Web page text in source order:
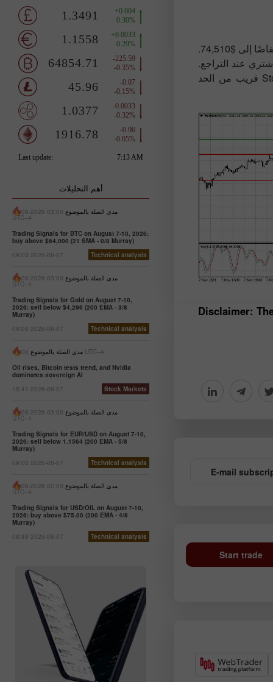
أخطط لبيع البيتكوين اليوم عند $75,540، مستهدفًا انخفاضًا إلى $74,510.
وأشتري عند التراجع.
قبل البيع عند الاختراق، تأكد من أن مؤشر Stochastic قريب من الحد
*Disclaimer:
E-mail
Start trade
أهم التحليلات
مدى الصلة بالموضوع 03:00 2026-08-21
UTC--4
Trading Signals for BTC on August 7-10, 2026:
buy above $64,000 (21 SMA - 0/8 Murray)
09:03 2026-08-07
Technical analysis
مدى الصلة بالموضوع 03:00 2026-08-21
UTC--4
Trading Signals for Gold on August 7-10,
2026: sell below $4,296 (200 EMA - 3/8
Murray)
09:08 2026-08-07
Technical analysis
مدى الصلة بالموضوع 06:00 UTC--4
Oil rises, Bitcoin tests trend, and Nvidia
dominates sovereign AI
15:41 2026-08-07
Stock Markets
مدى الصلة بالموضوع 03:00 2026-08-21
UTC--4
Trading Signals for EUR/USD on August 7-10,
2026: sell below 1.1564 (200 EMA - 5/8
Murray)
09:05 2026-08-07
Technical analysis
مدى الصلة بالموضوع 02:00 2026-08-21
UTC--4
Trading Signals for USD/OIL on August 7-10,
2026: buy above $75.00 (200 EMA - 4/8
Murray)
08:48 2026-08-07
Technical analysis